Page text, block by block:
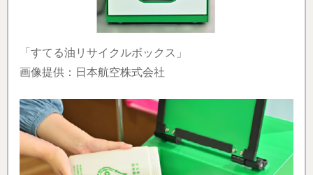
「すてる油リサイクルボックス」
画像提供：日本航空株式会社